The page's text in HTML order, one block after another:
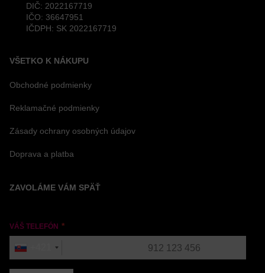
DIČ: 2022167719
IČO: 36647951
IČDPH: SK 2022167719
VŠETKO K NÁKUPU
Obchodné podmienky
Reklamačné podmienky
Zásady ochrany osobných údajov
Doprava a platba
ZAVOLÁME VÁM SPÄŤ
VÁŠ TELEFÓN